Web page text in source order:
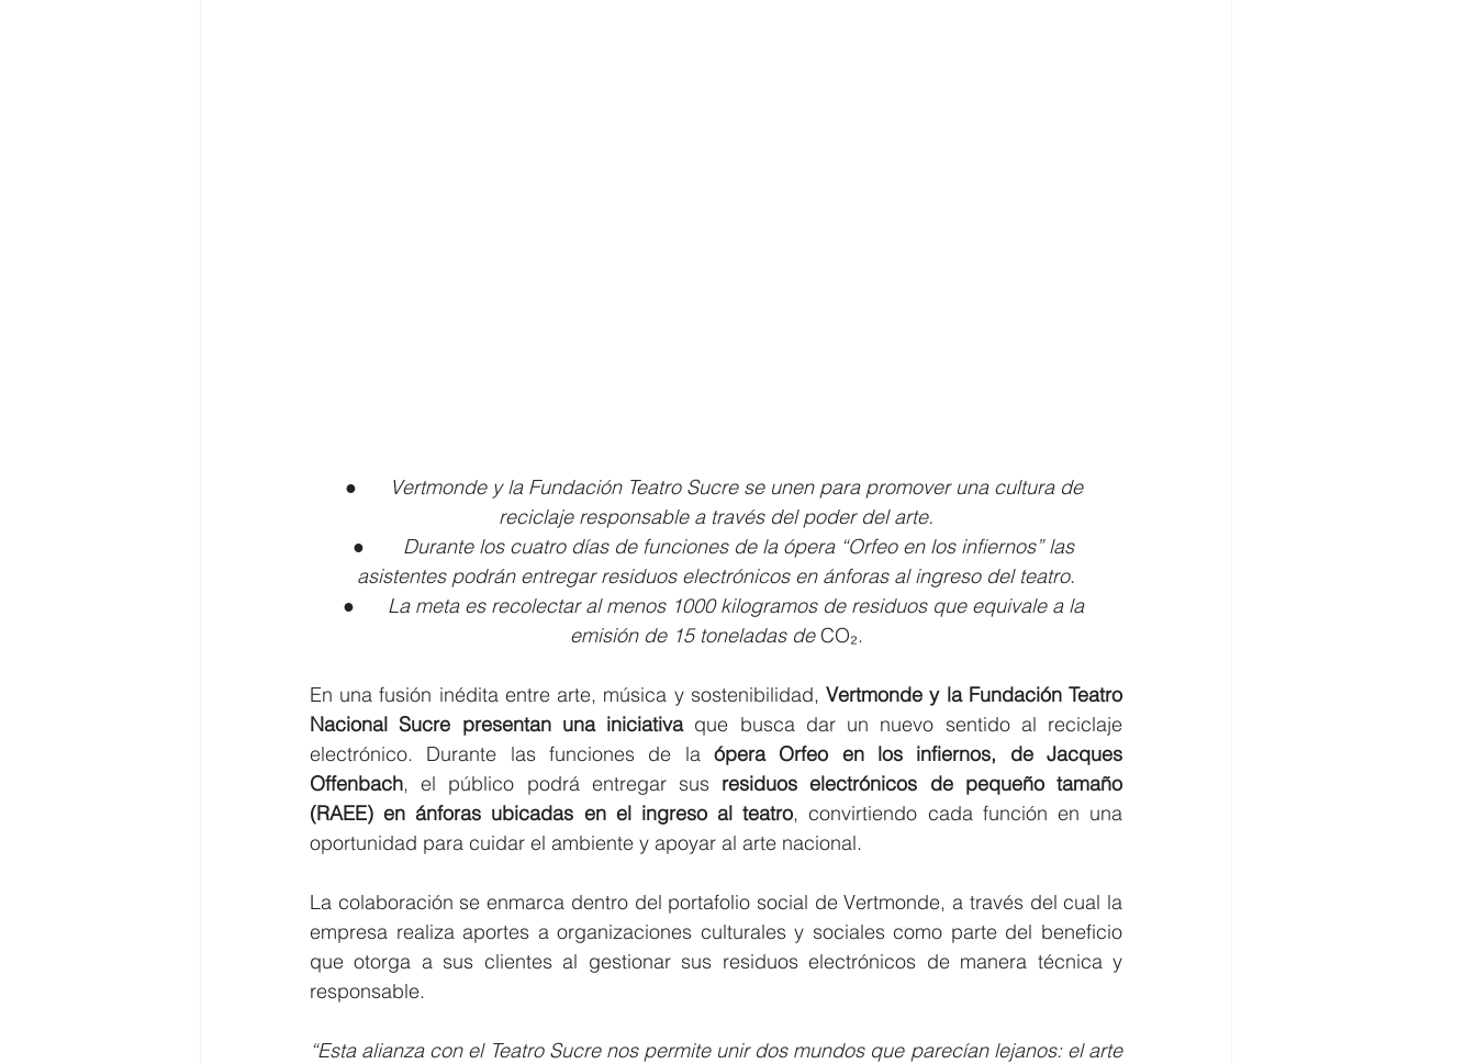
●
Vertmonde y la Fundación Teatro Sucre se unen para promover una cultura de
reciclaje responsable a través del poder del arte.
● Durante los cuatro días de funciones de la ópera “Orfeo en los infiernos” las
asistentes podrán entregar residuos electrónicos en ánforas al ingreso del teatro.
● La meta es recolectar al menos 1000 kilogramos de residuos que equivale a la
emisión de 15 toneladas de CO₂.
En una fusión inédita entre arte, música y sostenibilidad, Vertmonde y la Fundación Teatro
Nacional Sucre presentan una iniciativa que busca dar un nuevo sentido al reciclaje
electrónico. Durante las funciones de la ópera Orfeo en los infiernos, de Jacques
Offenbach, el público podrá entregar sus residuos electrónicos de pequeño tamaño
(RAEE) en ánforas ubicadas en el ingreso al teatro, convirtiendo cada función en una
oportunidad para cuidar el ambiente y apoyar al arte nacional.
La colaboración se enmarca dentro del portafolio social de Vertmonde, a través del cual la
empresa realiza aportes a organizaciones culturales y sociales como parte del beneficio
que otorga a sus clientes al gestionar sus residuos electrónicos de manera técnica y
responsable.
“Esta alianza con el Teatro Sucre nos permite unir dos mundos que parecían lejanos: el arte